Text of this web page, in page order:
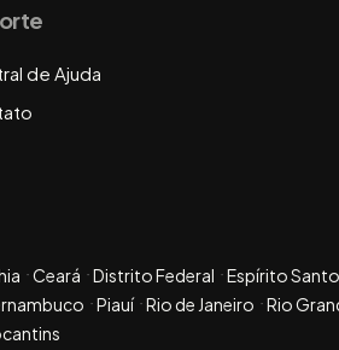
de Ajuda
Ceará Distrito Federal Espírito Santo
Piauí Rio de Janeiro Rio